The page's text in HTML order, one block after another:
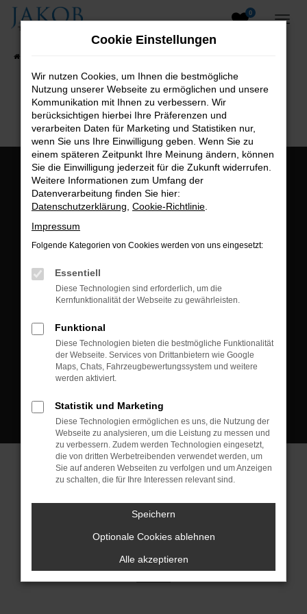
Zum
0
B2B-Shop
Öffnungszeiten:
Montag bis Freitag:
Postadresse:
Kontakt:
Tel.: +49 3745 760 90 20
Fax: +49 3745 760 90 21
Mail: fj@jakob-trading.com
Cookie Einstellungen
© 2026 Jakob Trading GmbH | Neustädter Straße 1 | DE-08223
Neustadt/Vogtland | fj@jakob-trading.com | Webdesign by audaris.de
Cookie Einstellungen
Wir nutzen Cookies, um Ihnen die bestmögliche
Nutzung unserer Webseite zu ermöglichen und unsere
Kommunikation mit Ihnen zu verbessern. Wir
berücksichtigen hierbei Ihre Präferenzen und
verarbeiten Daten für Marketing und Statistiken nur,
wenn Sie uns Ihre Einwilligung geben. Wenn Sie zu
einem späteren Zeitpunkt Ihre Meinung ändern, können
Sie die Einwilligung jederzeit für die Zukunft widerrufen.
Weitere Informationen zum Umfang der
Datenverarbeitung finden Sie hier:
Datenschutzerklärung Cookie-Richtlinie
Impressum
Folgende Kategorien von Cookies werden von uns eingesetzt:
Essentiell
Diese Technologien sind erforderlich, um die
Kernfunktionalität der Webseite zu gewährleisten.
Funktional
Diese Technologien bieten die bestmögliche Funktionalität
der Webseite. Services von Drittanbietern wie Google
Maps, Chats, Fahrzeugbewertungssystem und weitere
werden aktiviert.
Statistik und Marketing
Diese Technologien ermöglichen es uns, die Nutzung der
Webseite zu analysieren, um die Leistung zu messen und
zu verbessern. Zudem werden Technologien eingesetzt,
die von dritten Werbetreibenden verwendet werden, um
Sie auf anderen Webseiten zu verfolgen und um Anzeigen
zu schalten, die für Ihre Interessen relevant sind.
Speichern
Optionale Cookies ablehnen
Alle akzeptieren